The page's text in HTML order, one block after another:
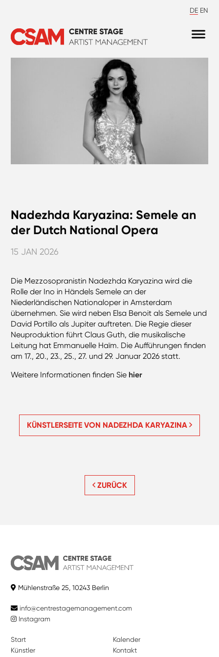
DE EN
Nadezhda Karyazina: Semele an
der Dutch National Opera
15 JAN 2026
Die Mezzosopranistin Nadezhda Karyazina wird die
Rolle der Ino in Händels Semele an der
Niederländischen Nationaloper in Amsterdam
übernehmen. Sie wird neben Elsa Benoit als Semele und
David Portillo als Jupiter auftreten. Die Regie dieser
Neuproduktion führt Claus Guth, die musikalische
Leitung hat Emmanuelle Haïm. Die Aufführungen finden
am 17., 20., 23., 25., 27. und 29. Januar 2026 statt.
Weitere Informationen finden Sie hier
KÜNSTLERSEITE VON NADEZHDA KARYAZINA
ZURÜCK
Mühlenstraße 25, 10243 Berlin
info@centrestagemanagement.com
Instagram
Start
Künstler
Kalender
Kontakt